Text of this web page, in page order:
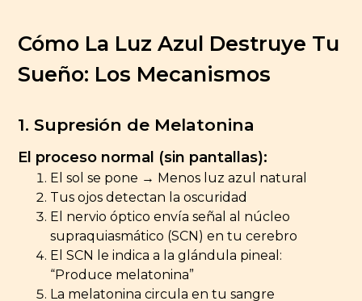
Cómo La Luz Azul Destruye Tu
Sueño: Los Mecanismos
1. Supresión de Melatonina
El proceso normal (sin pantallas):
El sol se pone → Menos luz azul natural
Tus ojos detectan la oscuridad
El nervio óptico envía señal al núcleo
supraquiasmático (SCN) en tu cerebro
El SCN le indica a la glándula pineal:
“Produce melatonina”
La melatonina circula en tu sangre